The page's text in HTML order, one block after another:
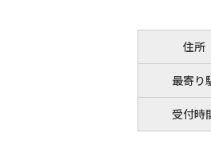
住所
最寄り
受付時